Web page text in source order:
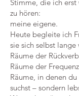
Stimme, die ich
zu hören:
meine eigene.
Heute begleite ich
sie sich selbst lange
Räume der
Räume der
Räume, in denen
suchst – sondern